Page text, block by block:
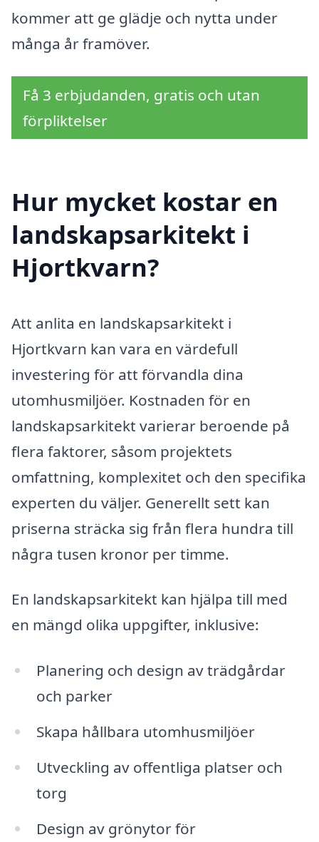
kommer att ge glädje och nytta under
många år framöver.
Få 3 erbjudanden, gratis och utan
förpliktelser
Hur mycket kostar en
landskapsarkitekt i
Hjortkvarn?
Att anlita en landskapsarkitekt i
Hjortkvarn kan vara en värdefull
investering för att förvandla dina
utomhusmiljöer. Kostnaden för en
landskapsarkitekt varierar beroende på
flera faktorer, såsom projektets
omfattning, komplexitet och den specifika
experten du väljer. Generellt sett kan
priserna sträcka sig från flera hundra till
några tusen kronor per timme.
En landskapsarkitekt kan hjälpa till med
en mängd olika uppgifter, inklusive:
Planering och design av trädgårdar
och parker
Skapa hållbara utomhusmiljöer
Utveckling av offentliga platser och
torg
Design av grönytor för